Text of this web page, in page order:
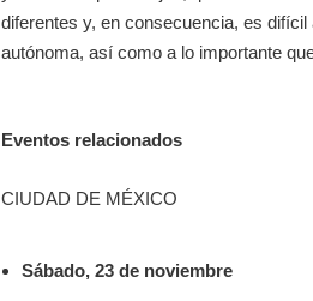
diferentes y, en consecuencia, es
autónoma, así como a lo importante
Eventos relacionados
CIUDAD DE MÉXICO
Sábado, 23 de noviembre